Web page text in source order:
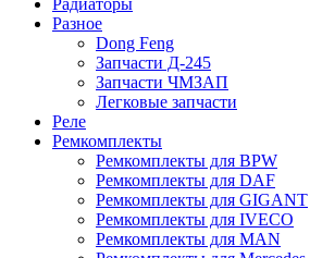
Разное
Dong Feng
Запчасти Д-245
Запчасти ЧМЗАП
Легковые запчасти
Реле
Ремкомплекты
Ремкомплекты для BPW
Ремкомплекты для DAF
Ремкомплекты для GIGANT
Ремкомплекты для IVECO
Ремкомплекты для MAN